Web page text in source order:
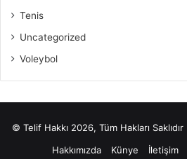
Tenis
Uncategorized
Voleybol
© Telif Hakkı 2026, Tüm Hakları
Hakkımızda
Künye İletişim